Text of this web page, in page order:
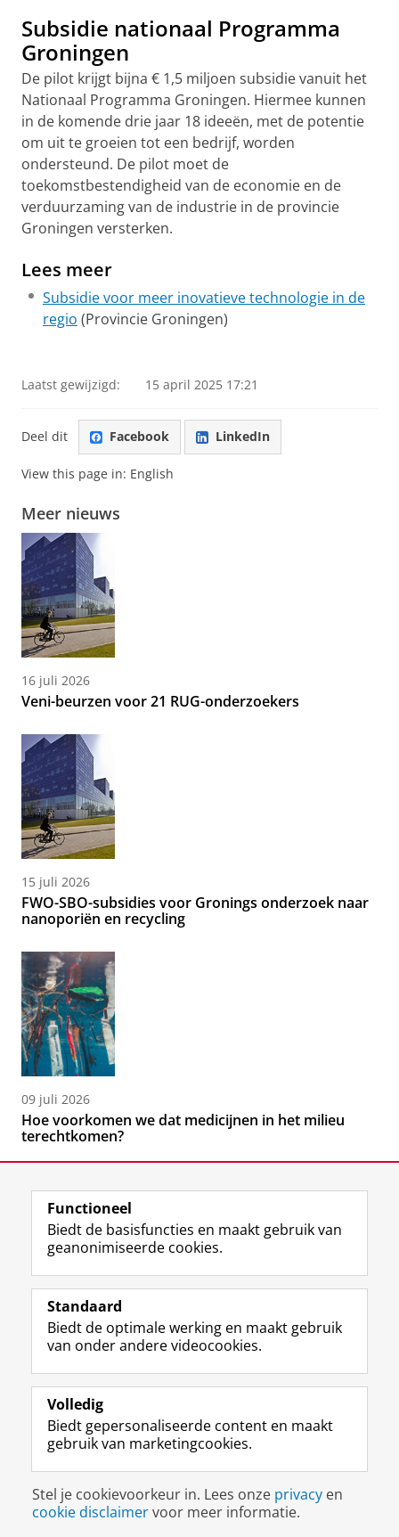
Subsidie nationaal Programma
Groningen
De pilot krijgt bijna € 1,5 miljoen subsidie vanuit het
Nationaal Programma Groningen. Hiermee kunnen
in de komende drie jaar 18 ideeën, met de potentie
om uit te groeien tot een bedrijf, worden
ondersteund. De pilot moet de
toekomstbestendigheid van de economie en de
verduurzaming van de industrie in de provincie
Groningen versterken.
Lees meer
Subsidie voor meer inovatieve technologie in de
regio (Provincie Groningen)
Laatst gewijzigd: 15 april 2025 17:21
Deel dit Facebook LinkedIn
View this page in: English
Meer nieuws
16 juli 2026
Veni-beurzen voor 21 RUG-onderzoekers
15 juli 2026
FWO-SBO-subsidies voor Gronings onderzoek naar
nanoporiën en recycling
09 juli 2026
Hoe voorkomen we dat medicijnen in het milieu
terechtkomen?
Volg de RUG
F
a
e
b
o
p
a
i
n
a
L
i
k
e
I
-
p
g
i
n
R
S
-
f
e
R
k
s
u
I
n
t
r
m
c
c
o
Y
o
T
e
k
a
a
Studiekiezers
Alumni
Over ons
Disclaimer & Copyright
Inloggen
Functioneel
Biedt de basisfuncties en maakt gebruik van
geanonimiseerde cookies.
Standaard
Biedt de optimale werking en maakt gebruik
van onder andere videocookies.
Volledig
Biedt gepersonaliseerde content en maakt
gebruik van marketingcookies.
Stel je cookievoorkeur in. Lees onze privacy en
cookie disclaimervoor meer informatie.